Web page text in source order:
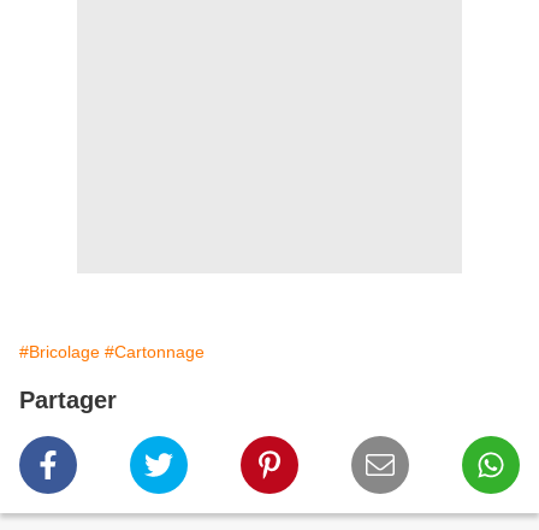
#Bricolage #Cartonnage
Partager